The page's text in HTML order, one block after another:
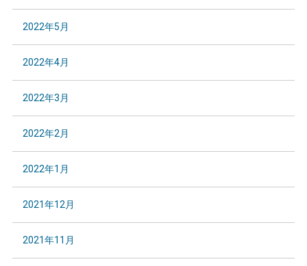
2022年5月
2022年4月
2022年3月
2022年2月
2022年1月
2021年12月
2021年11月